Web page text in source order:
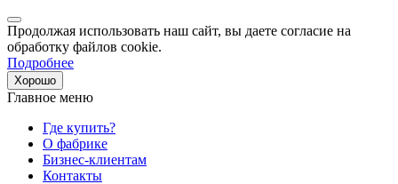
Продолжая использовать наш сайт, вы даете согласие на
обработку файлов cookie.
Подробнее
Хорошо
Главное меню
Где купить?
О фабрике
Бизнес-клиентам
Контакты